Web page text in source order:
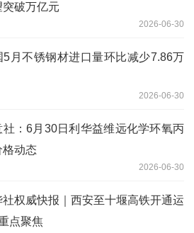
突破万亿元
2026-06-30
5月不锈钢材进口量环比减少7.86万
2026-06-30
社：6月30日利华益维远化学环氧丙
格动态
2026-06-30
社权威快报｜西安至十堰高铁开通运
点聚焦